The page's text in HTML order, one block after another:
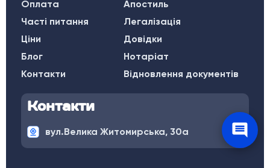
Оплата
Часті питання
Ціни
Блог
Контакти
Апостиль
Легалізація
Довідки
Нотаріат
Відновлення документів
Контакти
вул.Велика Житомирська, 30а